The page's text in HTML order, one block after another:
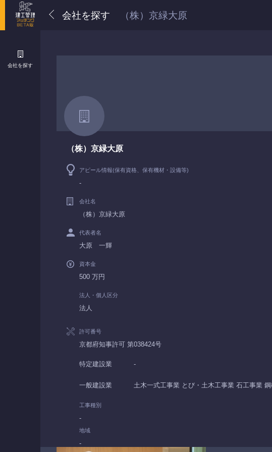
会社を探す （株）京緑大原
（株）京緑大原
アピール情報(保有資格、保有機材・設備等)
-
会社名
（株）京緑大原
代表者名
大原 一輝
資本金
500 万円
法人・個人区分
法人
許可番号
京都府知事許可 第038424号
特定建設業 -
一般建設業 土木一式工事業 とび・土木工事業 石工事業
工事種別
-
地域
-
会社を探す